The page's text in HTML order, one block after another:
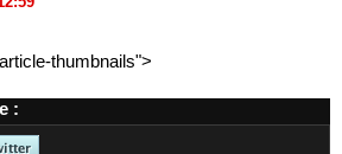
thumbnails">
: